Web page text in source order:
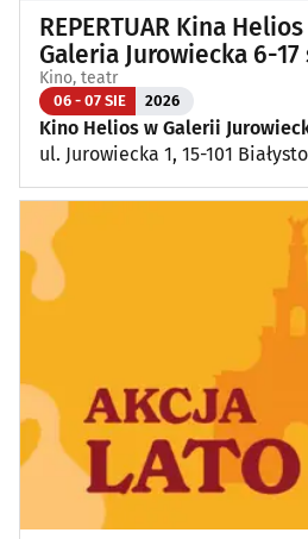
REPERTUAR Kina
Galeria Jurowiecka 6-
Kino, teatr
06 - 07 SIE 2026
Kino Helios w Galerii
ul. Jurowiecka 1, 15-101